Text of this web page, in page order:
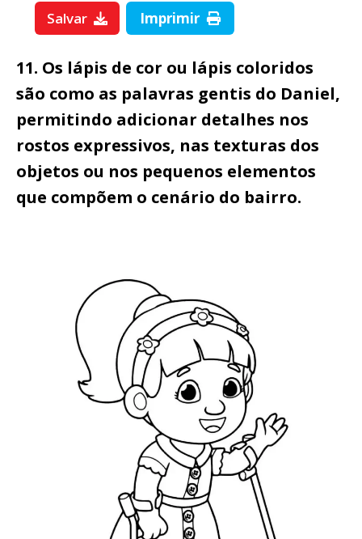
Salvar Imprimir
11. Os lápis de cor ou lápis coloridos
são como as palavras gentis do Daniel,
permitindo adicionar detalhes nos
rostos expressivos, nas texturas dos
objetos ou nos pequenos elementos
que compõem o cenário do bairro.